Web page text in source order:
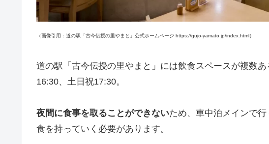
（画像引用：道の駅「古今伝授の里やまと」公式ホームページ https://gujo-yamato.jp/index.html）
道の駅「古今伝授の里やまと」には飲食スペースが複数
16:30、土日祝17:30。
夜間に食事を取ることができないため、車中泊メインで
食を持っていく必要があります。